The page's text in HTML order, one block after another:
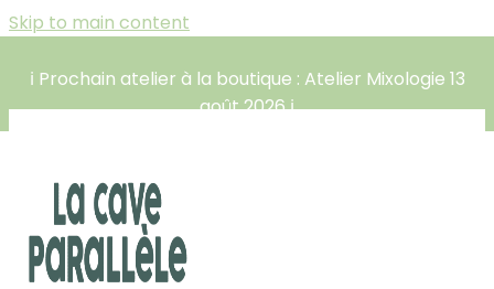
Skip to main content
ℹ️ Prochain atelier à la boutique : Atelier Mixologie 13
août 2026 ℹ️